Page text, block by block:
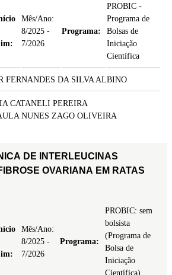
Mês/Ano:
8/2025 -
7/2026
Programa:
PROBIC -
Programa de
Bolsas de
Iniciação
Científica
FERNANDES DA SILVA ALBINO
CATANELI PEREIRA
NUNES ZAGO OLIVEIRA
DE INTERLEUCINAS
OVARIANA EM RATAS
Mês/Ano:
8/2025 -
7/2026
Programa:
PROBIC: sem
bolsista
(Programa de
Bolsa de
Iniciação
Científica)